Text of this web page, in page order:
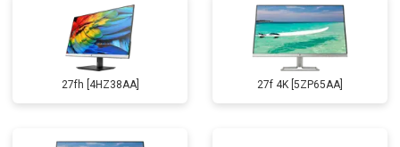
27fh [4HZ38AA] 27f 4K [5ZP65AA]